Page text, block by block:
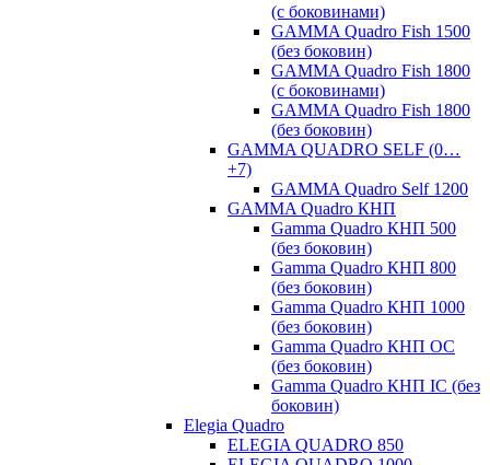
(с боковинами)
GAMMA Quadro Fish 1500
(без боковин)
GAMMA Quadro Fish 1800
(с боковинами)
GAMMA Quadro Fish 1800
(без боковин)
GAMMA QUADRO SELF (0…
+7)
GAMMA Quadro Self 1200
GAMMA Quadro КНП
Gamma Quadro КНП 500
(без боковин)
Gamma Quadro КНП 800
(без боковин)
Gamma Quadro КНП 1000
(без боковин)
Gamma Quadro КНП OC
(без боковин)
Gamma Quadro КНП IC (без
боковин)
Elegia Quadro
ELEGIA QUADRO 850